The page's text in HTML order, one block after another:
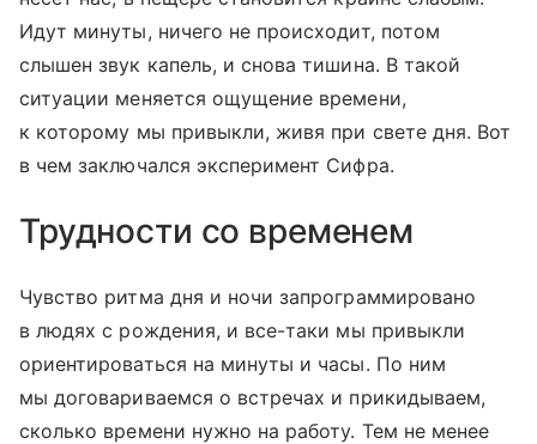
Идут минуты, ничего не происходит, потом
слышен звук капель, и снова тишина. В такой
ситуации меняется ощущение времени,
к которому мы привыкли, живя при свете дня. Вот
в чем заключался эксперимент Сифра.
Трудности со временем
Чувство ритма дня и ночи запрограммировано
в людях с рождения, и все-таки мы привыкли
ориентироваться на минуты и часы. По ним
мы договариваемся о встречах и прикидываем,
сколько времени нужно на работу. Тем не менее